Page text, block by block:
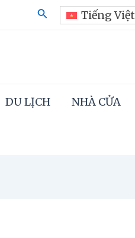
Search Tiếng Việt
DU LỊCH NHÀ CỬA